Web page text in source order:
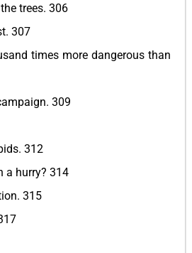
trees. 306
307
times more dangerous than
309
312
a hurry? 314
315